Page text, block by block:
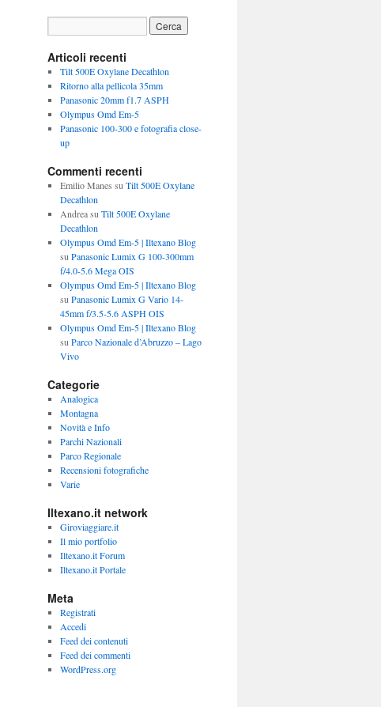
Articoli recenti
Tilt 500E Oxylane Decathlon
Ritorno alla pellicola 35mm
Panasonic 20mm f1.7 ASPH
Olympus Omd Em-5
Panasonic 100-300 e fotografia close-
up
Commenti recenti
Emilio Manes su Tilt 500E Oxylane
Decathlon
Andreasu Tilt 500E Oxylane
Decathlon
Olympus Omd Em-5 | Iltexano Blog
su Panasonic Lumix G 100-300mm
f/4.0-5.6 Mega OIS
Olympus Omd Em-5 | Iltexano Blog
su Panasonic Lumix G Vario 14-
45mm f/3.5-5.6 ASPH OIS
Olympus Omd Em-5 | Iltexano Blog
su Parco Nazionale d’Abruzzo – Lago
Vivo
Categorie
Analogica
Montagna
Novità e Info
Parchi Nazionali
Parco Regionale
Recensioni fotografiche
Varie
Iltexano.it network
Giroviaggiare.it
Il mio portfolio
Iltexano.it Forum
Iltexano.it Portale
Meta
Registrati
Accedi
Feed dei contenuti
Feed dei commenti
WordPress.org